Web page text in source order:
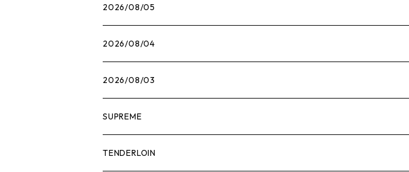
2026/08/05
2026/08/04
2026/08/03
SUPREME
Tシャツ
TENDERLOIN